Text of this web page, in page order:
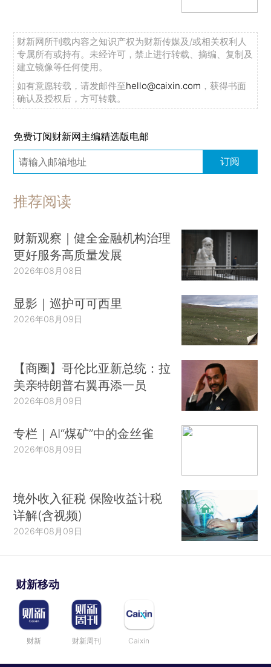
财新网所刊载内容之知识产权为财新传媒及/或相关权利人
专属所有或持有。未经许可，禁止进行转载、摘编、复制及
建立镜像等任何使用。
如有意愿转载，请发邮件至hello@caixin.com ，获得书面
确认及授权后，方可转载。
免费订阅财新网主编精选版电邮
订阅
推荐阅读
财新观察｜健全金融机构治理
更好服务高质量发展
2026年08月08日
显影｜巡护可可西里
2026年08月09日
【商圈】哥伦比亚新总统：拉
美亲特朗普右翼再添一员
2026年08月09日
专栏｜AI“煤矿”中的金丝雀
2026年08月09日
境外收入征税 保险收益计税
详解(含视频)
2026年08月09日
财新移动
财新 财新周刊 Caixin